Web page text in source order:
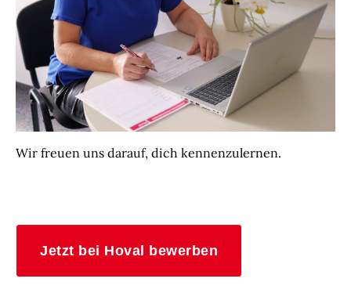
Wir freuen uns darauf, dich kennenzulernen.
Jetzt bei Hoval bewerben